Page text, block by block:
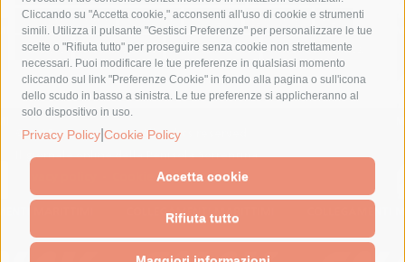
Cliccando su "Accetta cookie," acconsenti all'uso di cookie e strumenti
simili. Utilizza il pulsante "Gestisci Preferenze" per personalizzare le tue
scelte o "Rifiuta tutto" per proseguire senza cookie non strettamente
necessari. Puoi modificare le tue preferenze in qualsiasi momento
cliccando sul link "Preferenze Cookie" in fondo alla pagina o sull'icona
dello scudo in basso a sinistra. Le tue preferenze si applicheranno al
solo dispositivo in uso.
Privacy Policy Cookie Policy
Accetta cookie
Rifiuta tutto
sindaco cuomo
sorrento studenti temporali
treni
turismo
Vico Equense villa fiorentino vincenzo de luca
© 2015 SorrentoPress. All rights reserved.
Il giornale online della Penisola Sorrentina
Cookie Policy